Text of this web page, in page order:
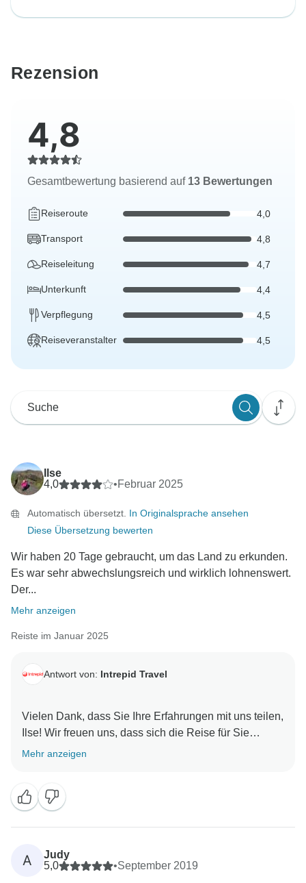
Rezension
4,8
Gesamtbewertung basierend auf 13 Bewertungen
Reiseroute 4,0
Transport 4,8
Reiseleitung 4,7
Unterkunft 4,4
Verpflegung 4,5
Reiseveranstalter 4,5
Ilse
4,0
•Februar 2025
Automatisch übersetzt. In Originalsprache ansehen
Diese Übersetzung bewerten
Wir haben 20 Tage gebraucht, um das Land zu erkunden.
Es war sehr abwechslungsreich und wirklich lohnenswert.
Der...
Mehr anzeigen
Reiste im Januar 2025
Antwort von: Intrepid Travel
Vielen Dank, dass Sie Ihre Erfahrungen mit uns teilen,
Ilse! Wir freuen uns, dass sich die Reise für Sie
gelohnt hat und schätzen die Bemühungen Ihres
uns auch sehr über Ihre Vorschläge zur Anpassung
des Zeitplans und werden sie berücksichtigen. Vielen
Dank, dass Sie mit uns gereist sind, und wir hoffen,
Sie bald bei einem weiteren Abenteuer begrüßen zu
Mehr anzeigen
A
Judy
5,0
•September 2019